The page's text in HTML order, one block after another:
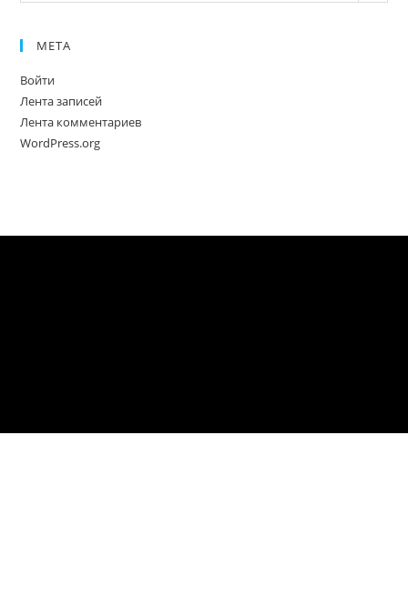
МЕТА
Войти
Лента записей
Лента комментариев
WordPress.org